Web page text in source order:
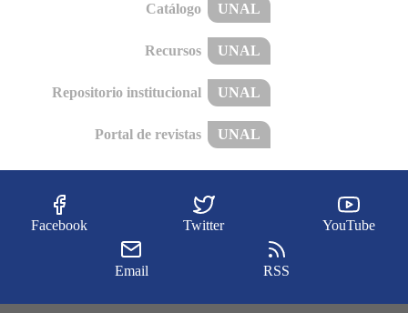
Catálogo UNAL
Recursos UNAL
Repositorio institucional UNAL
Portal de revistas UNAL
Facebook Twitter YouTube
Email RSS